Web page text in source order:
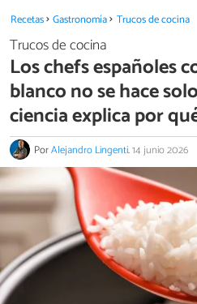
Recetas Gastronomía Trucos de cocina
Trucos de cocina
Los chefs españoles
blanco no se hace
ciencia explica por
PorAlejandro Lingenti.14 junio 2026